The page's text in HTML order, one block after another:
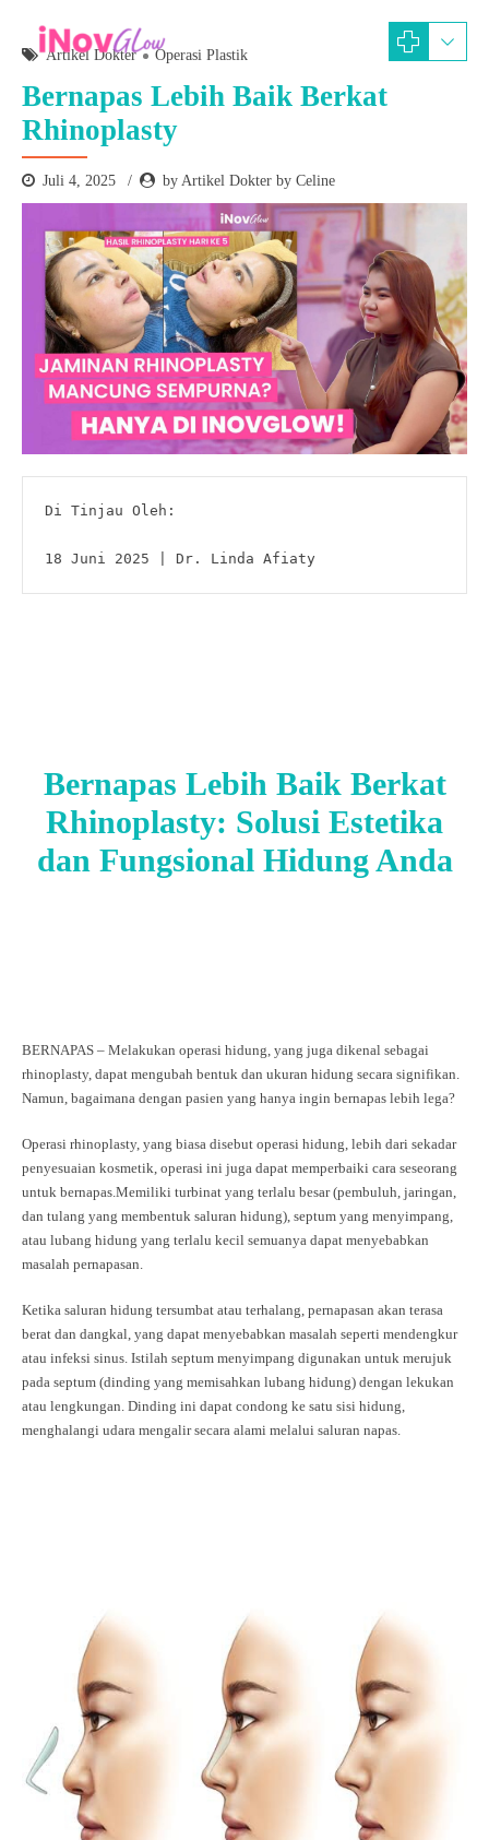
Artikel Dokter Operasi Plastik
Bernapas Lebih Baik Berkat
Rhinoplasty
Juli 4, 2025 by Artikel Dokter by Celine
Di Tinjau Oleh:
18 Juni 2025 | Dr. Linda Afiaty
Bernapas Lebih Baik Berkat
Rhinoplasty: Solusi Estetika
dan Fungsional Hidung Anda
BERNAPAS – Melakukan operasi hidung, yang juga dikenal sebagai
rhinoplasty, dapat mengubah bentuk dan ukuran hidung secara signifikan.
Namun, bagaimana dengan pasien yang hanya ingin bernapas lebih lega?
Operasi rhinoplasty, yang biasa disebut operasi hidung, lebih dari sekadar
penyesuaian kosmetik, operasi ini juga dapat memperbaiki cara seseorang
untuk bernapas.Memiliki turbinat yang terlalu besar (pembuluh, jaringan,
dan tulang yang membentuk saluran hidung), septum yang menyimpang,
atau lubang hidung yang terlalu kecil semuanya dapat menyebabkan
masalah pernapasan.
Ketika saluran hidung tersumbat atau terhalang, pernapasan akan terasa
berat dan dangkal, yang dapat menyebabkan masalah seperti mendengkur
atau infeksi sinus. Istilah septum menyimpang digunakan untuk merujuk
pada septum (dinding yang memisahkan lubang hidung) dengan lekukan
atau lengkungan. Dinding ini dapat condong ke satu sisi hidung,
menghalangi udara mengalir secara alami melalui saluran napas.